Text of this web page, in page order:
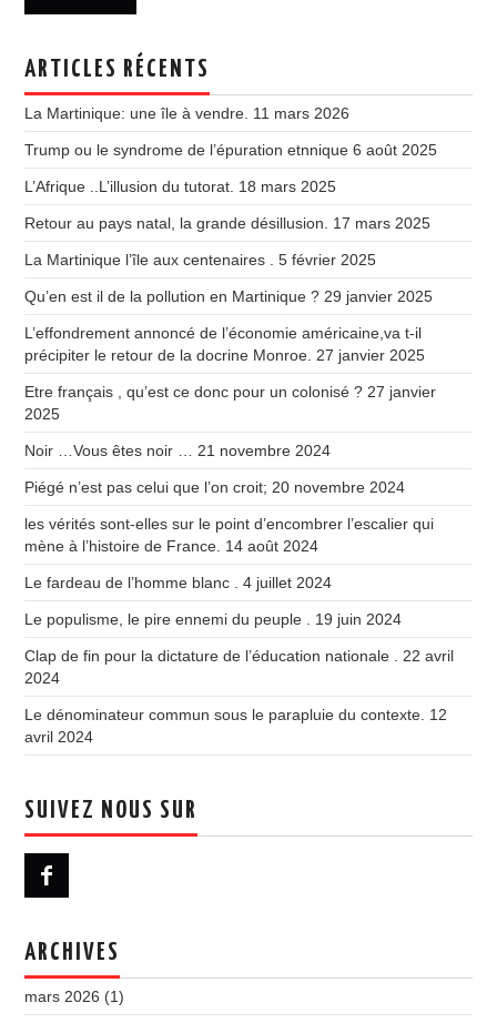
ARTICLES RÉCENTS
La Martinique: une île à vendre. 11 mars 2026
Trump ou le syndrome de l’épuration etnnique 6 août 2025
L’Afrique ..L’illusion du tutorat. 18 mars 2025
Retour au pays natal, la grande désillusion. 17 mars 2025
La Martinique l’île aux centenaires . 5 février 2025
Qu’en est il de la pollution en Martinique ? 29 janvier 2025
L’effondrement annoncé de l’économie américaine,va t-il
précipiter le retour de la docrine Monroe. 27 janvier 2025
Etre français , qu’est ce donc pour un colonisé ? 27 janvier
2025
Noir …Vous êtes noir … 21 novembre 2024
Piégé n’est pas celui que l’on croit; 20 novembre 2024
les vérités sont-elles sur le point d’encombrer l’escalier qui
mène à l’histoire de France. 14 août 2024
Le fardeau de l’homme blanc . 4 juillet 2024
Le populisme, le pire ennemi du peuple . 19 juin 2024
Clap de fin pour la dictature de l’éducation nationale .
22 avril
2024
Le dénominateur commun sous le parapluie du contexte. 12
avril 2024
SUIVEZ NOUS SUR
ARCHIVES
mars 2026 (1)